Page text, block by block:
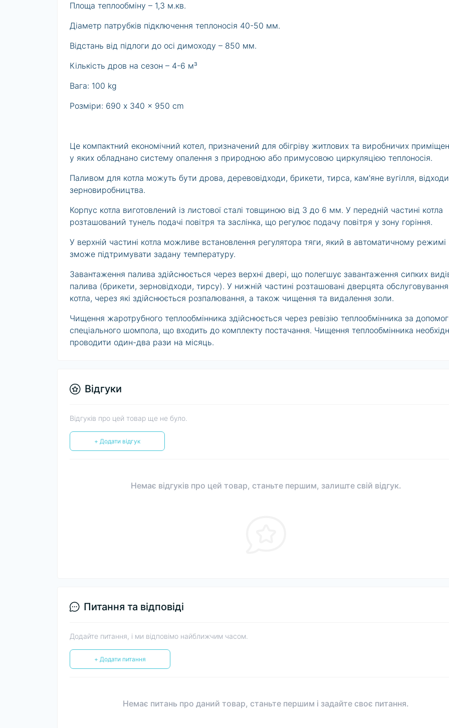
Площа теплообміну – 1,3 м.кв.
Діаметр патрубків підключення теплоносія 40-50 мм.
Відстань від підлоги до осі димоходу – 850 мм.
Кількість дров на сезон – 4-6 м³
Вага: 100 kg
Розміри: 690 x 340 x 950 cm
Це компактний економічний котел, призначений для обігріву житлових та виробничих
у яких обладнано систему опалення з природною або примусовою циркуляцією теплоносія.
Паливом для котла можуть бути дрова, деревовідходи, брикети, тирса, кам'яне вугілля, відходи
зерновиробництва.
Корпус котла виготовлений із листової сталі товщиною від 3 до 6 мм. У передній частині котла
розташований тунель подачі повітря та заслінка, що регулює подачу повітря у зону горіння.
У верхній частині котла можливе встановлення регулятора тяги, який в автоматичному режимі
зможе підтримувати задану температуру.
Завантаження палива здійснюється через верхні двері, що полегшує завантаження сипких
палива (брикети, зерновідходи, тирсу). У нижній частині розташовані дверцята обслуговування
котла, через які здійснюється розпалювання, а також чищення та видалення золи.
Чищення жаротрубного теплообмінника здійснюється через ревізію теплообмінника за
спеціального шомпола, що входить до комплекту постачання. Чищення теплообмінника
проводити один-два рази на місяць.
Відгуки
Відгуків про цей товар ще не було.
+ Додати відгук
Немає відгуків про цей товар, станьте першим, залиште свій відгук.
Питання та відповіді
Додайте питання, і ми відповімо найближчим часом.
+ Додати питання
Немає питань про даний товар, станьте першим і задайте своє питання.